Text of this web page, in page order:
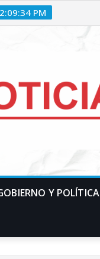
PM
Y POLÍTICA